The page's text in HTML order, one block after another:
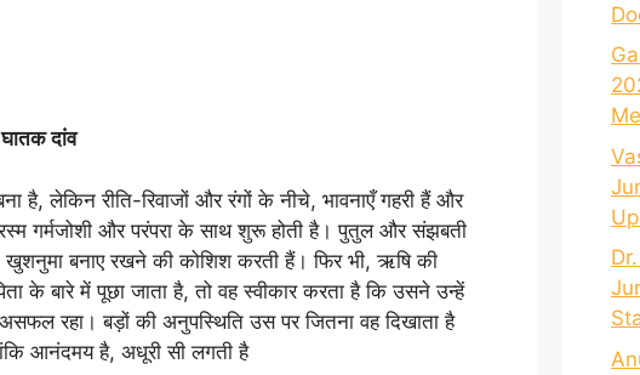
दांव
है, लेकिन रीति-रिवाजों और रंगों के नीचे, भावनाएँ गहरी हैं और
गर्मजोशी और परंपरा के साथ शुरू होती है। पुतुल और संझबती
खुशनुमा बनाए रखने की कोशिश करती हैं। फिर भी, ऋषि की
बारे में पूछा जाता है, तो वह स्वीकार करता है कि उसने उन्हें
रहा। बड़ों की अनुपस्थिति उस पर जितना वह दिखाता है
आनंदमय है, अधूरी सी लगती है